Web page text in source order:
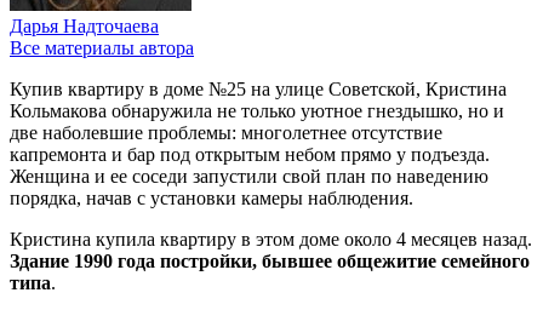
Дарья Надточаева
Все материалы автора
Купив квартиру в доме №25 на улице Советской, Кристина
Кольмакова обнаружила не только уютное гнездышко, но и
две наболевшие проблемы: многолетнее отсутствие
капремонта и бар под открытым небом прямо у подъезда.
Женщина и ее соседи запустили свой план по наведению
порядка, начав с установки камеры наблюдения.
Кристина купила квартиру в этом доме около 4 месяцев назад.
Здание 1990 года постройки, бывшее общежитие семейного
типа.